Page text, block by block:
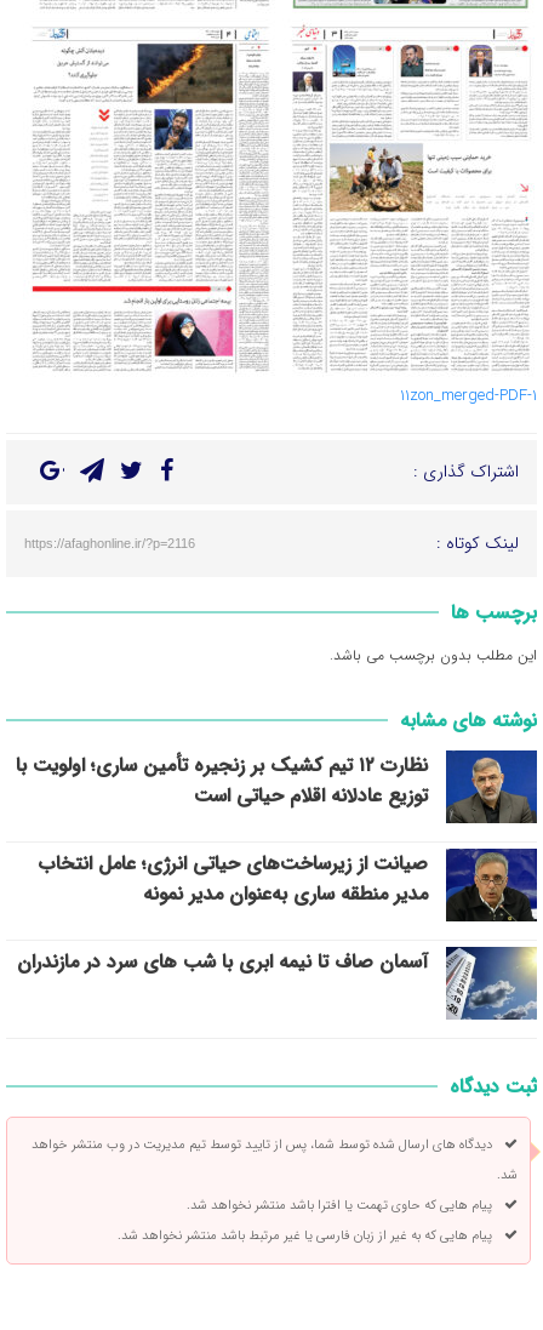
11zon_merged-PDF-1
اشتراک گذاری :
لینک کوتاه : https://afaghonline.ir/?p=2116
برچسب ها
این مطلب بدون برچسب می باشد.
نوشته های مشابه
نظارت ۱۲ تیم کشیک بر زنجیره تأمین ساری؛ اولویت با
توزیع عادلانه اقلام حیاتی است
صیانت از زیرساخت‌های حیاتی انرژی؛ عامل انتخاب
مدیر منطقه ساری به‌عنوان مدیر نمونه
آسمان صاف تا نیمه ابری با شب های سرد در مازندران
ثبت دیدگاه
دیدگاه های ارسال شده توسط شما، پس از تایید توسط تیم مدیریت در وب منتشر خواهد
شد.
پیام هایی که حاوی تهمت یا افترا باشد منتشر نخواهد شد.
پیام هایی که به غیر از زبان فارسی یا غیر مرتبط باشد منتشر نخواهد شد.